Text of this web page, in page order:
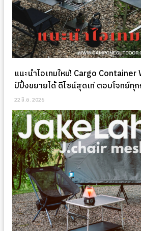
แนะนำไอเทมใหม่! Cargo
ป์ปิ้งขยายได้ ดีไซน์สุดเท่ ตอบโจทย์ทุ
22 มิ.ย. 2026